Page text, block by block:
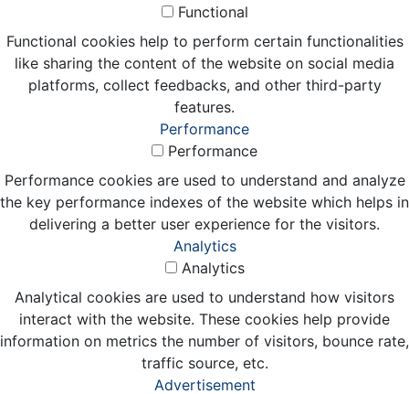
Functional
Functional cookies help to perform certain functionalities
like sharing the content of the website on social media
platforms, collect feedbacks, and other third-party
features.
Performance
Performance
Performance cookies are used to understand and analyze
the key performance indexes of the website which helps in
delivering a better user experience for the visitors.
Analytics
Analytics
Analytical cookies are used to understand how visitors
interact with the website. These cookies help provide
information on metrics the number of visitors, bounce rate,
traffic source, etc.
Advertisement